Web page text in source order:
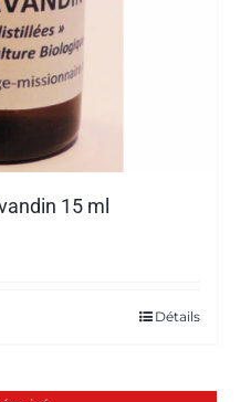
15 ml
Détails